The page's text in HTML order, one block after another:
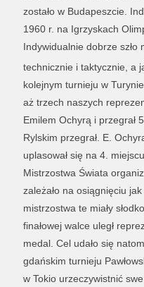
zostało w Budapeszcie.
1960 r. na Igrzyskach
Indywidualnie dobrze szło
technicznie i taktycznie, a
kolejnym turnieju w
aż trzech naszych
Emilem Ochyrą i przegrał
Rylskim przegrał. E.
uplasował się na 4.
Mistrzostwa Świata
zależało na osiągnięciu
mistrzostwa te miały
finałowej walce uległ
medal. Cel udało się
gdańskim turnieju
w Tokio urzeczywistnić